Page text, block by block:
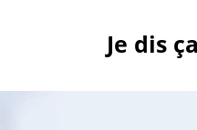
Je dis